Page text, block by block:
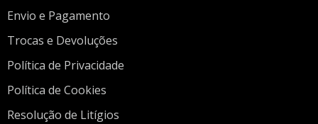
Envio e Pagamento
Trocas e Devoluções
Política de Privacidade
Política de Cookies
Resolução de Litígios